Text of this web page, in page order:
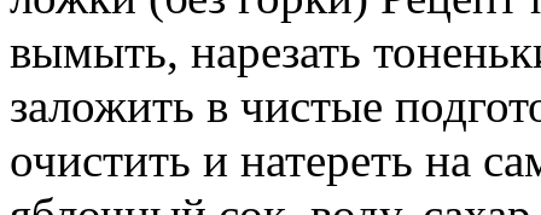
вымыть, нарезать
заложить в чистые
очистить и натереть на